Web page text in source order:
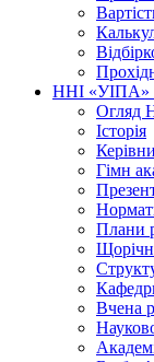
ННІ «УІПА»
Огляд
Історія
Гімн
Плани
Вчена